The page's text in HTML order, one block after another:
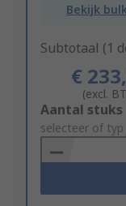
Bekijk
Subtotaal (1
€
(excl.
Add
to
Basket
Aantal stuks
selecteer of typ